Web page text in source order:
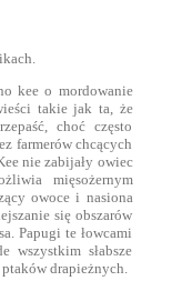
kee o mordowanie
takie jak ta, że
choć często
farmerów chcących
nie zabijały owiec
mięsożernym
owoce i nasiona
się obszarów
Papugi te łowcami
wszystkim słabsze
drapieżnych.